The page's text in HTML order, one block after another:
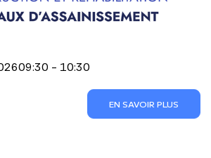
09:30 - 10:30
EN SAVOIR PLUS